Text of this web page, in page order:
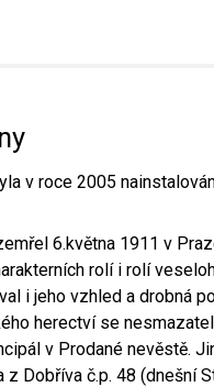
v roce 2005
6.května 1911 v
rolí i rolí
i jeho vzhled a drobná
herectví se
v Prodané nevěstě.
Dobříva č.p. 48 (dnešní